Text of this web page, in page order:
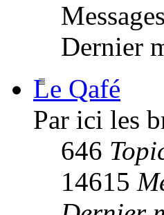
Messages
Dernier
Le Qafé
Par ici les
646
14615